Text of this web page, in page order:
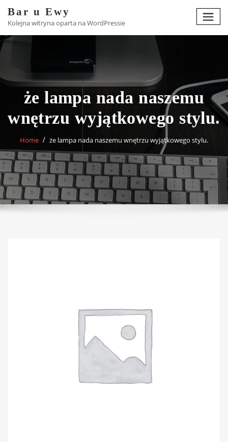
content
Bar u Ewy
Kolejna witryna oparta na WordPressie
że lampa nada naszemu
wnętrzu wyjątkowego stylu.
Home że lampa nada naszemu wnętrzu wyjątkowego stylu.